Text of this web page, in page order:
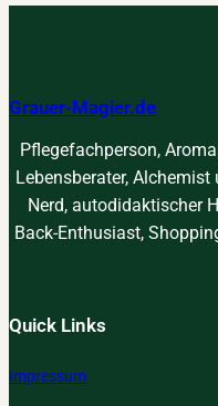
Grauer-Magier.de
Pflegefachperson,
Lebensberater, Alchemist
Nerd, autodidaktischer
Back-Enthusiast,
Quick Links
Impressum